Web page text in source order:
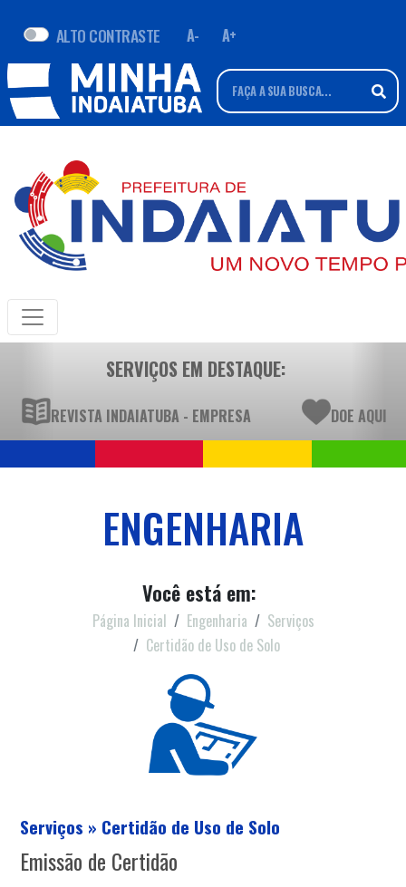
ALTO CONTRASTE A- A+
SERVIÇOS EM DESTAQUE:
REVISTA INDAIATUBA - EMPRESA DOE AQUI
ENGENHARIA
Você está em:
Página Inicial Engenharia
Serviços
Certidão de Uso de Solo
Serviços » Certidão de Uso de Solo
Emissão de Certidão